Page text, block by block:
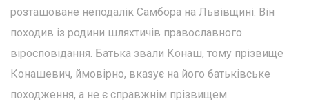
розташоване неподалік Самбора на Львівщині. Він
походив із родини шляхтичів православного
віросповідання. Батька звали Конаш, тому прізвище
Конашевич, ймовірно, вказує на його батьківське
походження, а не є справжнім прізвищем.